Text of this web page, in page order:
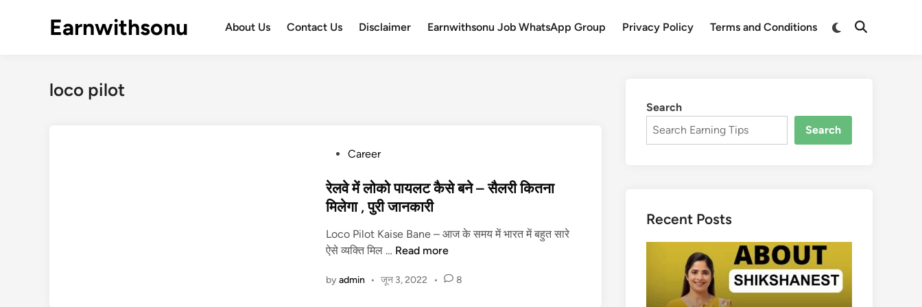
Earnwithsonu About Us Contact Us Disclaimer Earnwithsonu Job WhatsApp Group Privacy Policy Terms and Conditions
Switch
Open
loco pilot
s
t
d
i
Career
रेलवे में लोको पायलट कैसे बने – सैलरी कितना
मिलेगा , पुरी जानकारी
Loco Pilot Kaise Bane – आज के समय में भारत में बहुत सारे
ऐसे व्यक्ति मिल … रे
वे
Read more
byadmin • जून 3, 2022 • 8
Search
Search
Recent Posts